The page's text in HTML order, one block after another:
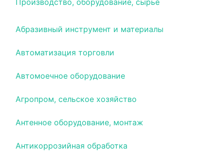
Производство, оборудование, сырье
Абразивный инструмент и материалы
Автоматизация торговли
Автомоечное оборудование
Агропром, сельское хозяйство
Антенное оборудование, монтаж
Антикоррозийная обработка